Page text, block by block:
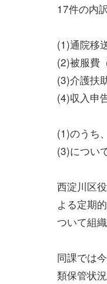
17件の内
(1)通院移
(2)被服費
(3)介護扶
(4)収入申
(1)のうち
(3)につい
西淀川区
よる定期
ついて組
同課では
類保管状